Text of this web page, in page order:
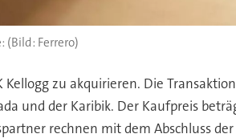
(Bild: Ferrero)
zu akquirieren. Die
und der Karibik. Der Kaufpreis
rechnen mit dem Abschluss